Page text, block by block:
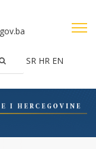
SR HR EN